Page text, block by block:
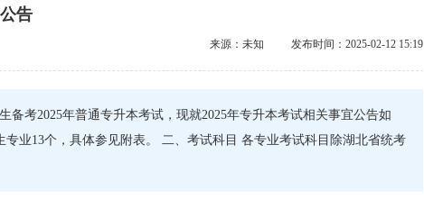
告
来源：未知 发布时间：2025-02-12 15:19
备考2025年普通专升本考试，现就2025年专升本考试相关事宜公告如
业13个，具体参见附表。 二、考试科目 各专业考试科目除湖北省统考